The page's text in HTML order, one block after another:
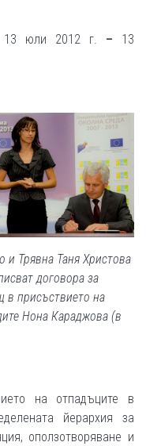
13 юли 2012 г. – 13
и Трявна Таня Христова
договора за
в присъствието на
Нона Караджова (в
на отпадъците в
йерархия за
оползотворяване и